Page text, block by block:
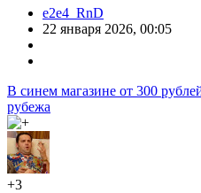
e2e4_RnD
22 января 2026, 00:05
В синем магазине от 300
рубежа
+3